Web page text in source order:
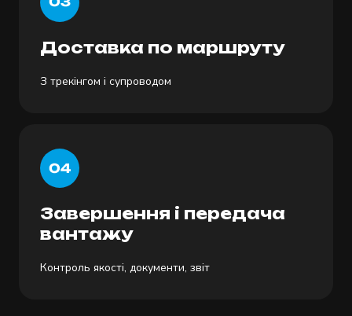
Доставка по маршруту
З трекінгом і супроводом
Завершення і передача
вантажу
Контроль якості, документи, звіт